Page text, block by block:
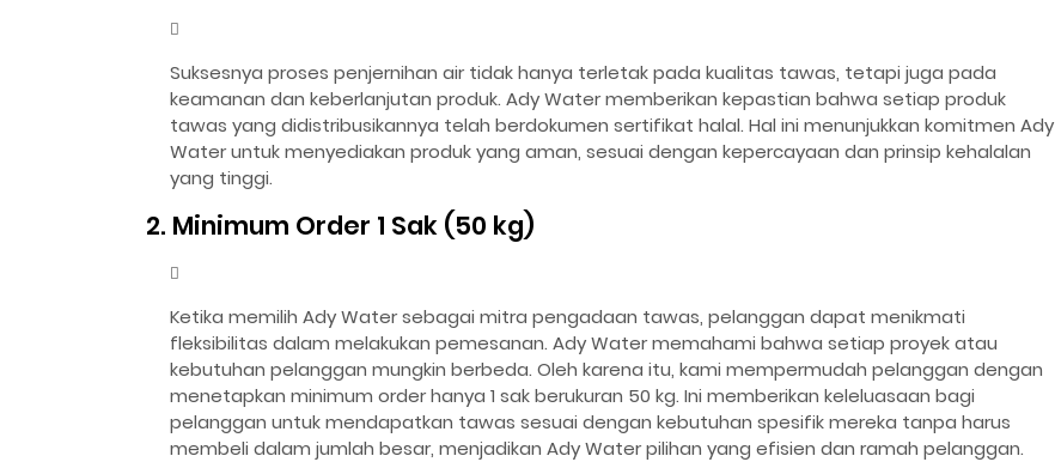
Suksesnya proses penjernihan air tidak hanya terletak pada kualitas tawas, tetapi juga pada
keamanan dan keberlanjutan produk. Ady Water memberikan kepastian bahwa setiap produk
tawas yang didistribusikannya telah berdokumen sertifikat halal. Hal ini menunjukkan komitmen Ady
Water untuk menyediakan produk yang aman, sesuai dengan kepercayaan dan prinsip kehalalan
yang tinggi.
2. Minimum Order 1 Sak (50 kg)
Ketika memilih Ady Water sebagai mitra pengadaan tawas, pelanggan dapat menikmati
fleksibilitas dalam melakukan pemesanan. Ady Water memahami bahwa setiap proyek atau
kebutuhan pelanggan mungkin berbeda. Oleh karena itu, kami mempermudah pelanggan dengan
menetapkan minimum order hanya 1 sak berukuran 50 kg. Ini memberikan keleluasaan bagi
pelanggan untuk mendapatkan tawas sesuai dengan kebutuhan spesifik mereka tanpa harus
membeli dalam jumlah besar, menjadikan Ady Water pilihan yang efisien dan ramah pelanggan.